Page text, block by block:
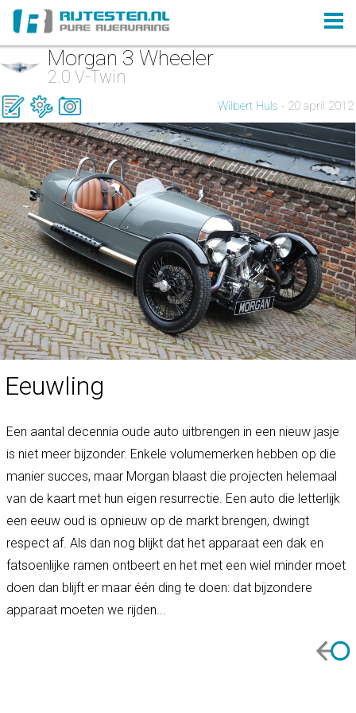
Morgan 3 Wheeler
2.0 V-Twin
Wilbert Huls - 20 april 2012
Eeuwling
Een aantal decennia oude auto uitbrengen in een nieuw jasje
is niet meer bijzonder. Enkele volumemerken hebben op die
manier succes, maar Morgan blaast die projecten helemaal
van de kaart met hun eigen resurrectie. Een auto die letterlijk
een eeuw oud is opnieuw op de markt brengen, dwingt
respect af. Als dan nog blijkt dat het apparaat een dak en
fatsoenlijke ramen ontbeert en het met een wiel minder moet
doen dan blijft er maar één ding te doen: dat bijzondere
apparaat moeten we rijden...